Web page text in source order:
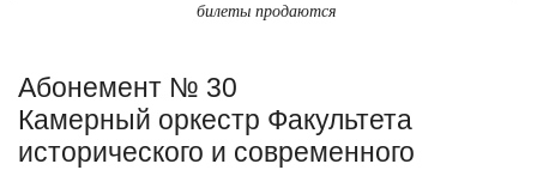
билеты продаются
Абонемент № 30
Камерный оркестр Факультета
исторического и современного